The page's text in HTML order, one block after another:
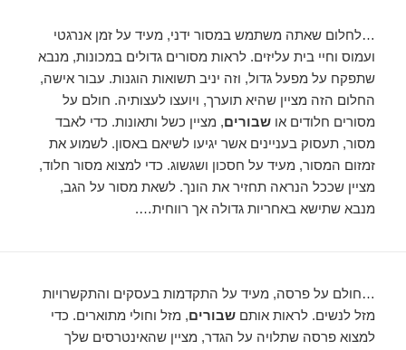
…לחלום שאתה משתמש במסור ידני, מעיד על זמן אנרגטי
ועמוס וחיי בית עליזים. לראות מסורים גדולים במכונות, מנבא
שתפקח על מפעל גדול, וזה יניב תשואות הוגנות. עבור אישה,
החלום הזה מציין שהיא תוערך, ויועצו לעצותיה. חולם על
מסורים חלודים אושבורים, מציין כשל ותאונות. כדי לאבד
מסור, תעסוק בעניינים אשר יגיעו לשיאם באסון. לשמוע את
זמזום המסור, מעיד על חסכון ושגשוג. כדי למצוא מסור חלוד,
מציין שככל הנראה תחזיר את הונך. לשאת מסור על הגב,
מנבא שתישא באחריות גדולה אך רווחית….
…חולם על פרסה, מעיד על התקדמות בעסקים והתקשרויות
מזל לנשים. לראות אותםשבורים, מזל וחולי מתוארים. כדי
למצוא פרסה שתלויה על הגדר, מציין שהאינטרסים שלך